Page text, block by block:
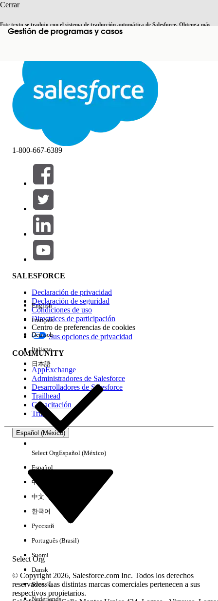
Cerrar
Este texto se tradujo con el sistema de traducción automática de Salesforce. Obtenga más
detallesaquí. Cambiar a inglés Ahora no
Cerrar Cerrar
Gestión de programas y casos
Filtrar por (0)
SELECCIONAR FILTROS
Área de productos
Repercusión de función
Edición
Experiencia
No hay resultados
1-800-667-6389
SALESFORCE
Declaración de privacidad
Declaración de seguridad
Condiciones de uso
Directrices de participación
Centro de preferencias de cookies
Sus opciones de privacidad
COMMUNITY
AppExchange
Administradores de Salesforce
Desarrolladores de Salesforce
Trailhead
Capacitación
Trust
Español (México)
Select Org
English
Français
Deutsch
Italiano
日本語
Select OrgEspañol (México)
Español
中文（简体）
中文（繁體）
한국어
Русский
Português (Brasil)
Suomi
Dansk
Svenska
Nederlands
© Copyright 2026, Salesforce.com Inc. Todos los derechos
reservados. Las distintas marcas comerciales pertenecen a sus
respectivos propietarios.